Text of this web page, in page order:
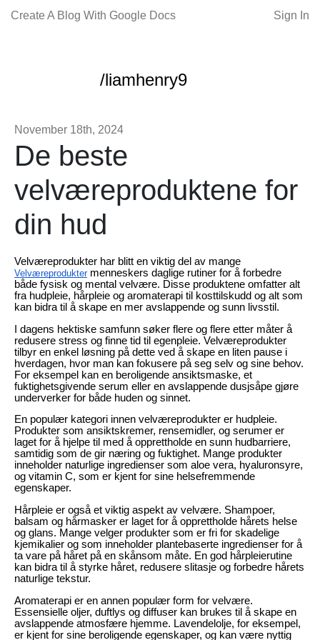
Create A Blog With Google Docs Sign In
/liamhenry9
November 18th, 2024
De beste
velværeproduktene for
din hud
Velværeprodukter har blitt en viktig del av mange
Velværeproduktermenneskers daglige rutiner for å forbedre
både fysisk og mental velvære. Disse produktene omfatter alt
fra hudpleie, hårpleie og aromaterapi til kosttilskudd og alt som
kan bidra til å skape en mer avslappende og sunn livsstil.
I dagens hektiske samfunn søker flere og flere etter måter å
redusere stress og finne tid til egenpleie. Velværeprodukter
tilbyr en enkel løsning på dette ved å skape en liten pause i
hverdagen, hvor man kan fokusere på seg selv og sine behov.
For eksempel kan en beroligende ansiktsmaske, et
fuktighetsgivende serum eller en avslappende dusjsåpe gjøre
underverker for både huden og sinnet.
En populær kategori innen velværeprodukter er hudpleie.
Produkter som ansiktskremer, rensemidler, og serumer er
laget for å hjelpe til med å opprettholde en sunn hudbarriere,
samtidig som de gir næring og fuktighet. Mange produkter
inneholder naturlige ingredienser som aloe vera, hyaluronsyre,
og vitamin C, som er kjent for sine helsefremmende
egenskaper.
Hårpleie er også et viktig aspekt av velvære. Shampoer,
balsam og hårmasker er laget for å opprettholde hårets helse
og glans. Mange velger produkter som er fri for skadelige
kjemikalier og som inneholder plantebaserte ingredienser for å
ta vare på håret på en skånsom måte. En god hårpleierutine
kan bidra til å styrke håret, redusere slitasje og forbedre hårets
naturlige tekstur.
Aromaterapi er en annen populær form for velvære.
Essensielle oljer, duftlys og diffuser kan brukes til å skape en
avslappende atmosfære hjemme. Lavendelolje, for eksempel,
er kjent for sine beroligende egenskaper, og kan være nyttig